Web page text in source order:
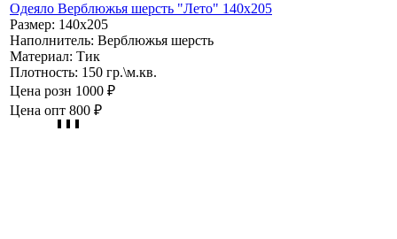
Одеяло Верблюжья шерсть "Лето" 140х205
Размер: 140х205
Наполнитель: Верблюжья шерсть
Материал: Тик
Плотность: 150 гр.\м.кв.
Цена розн 1000 ₽
Цена опт 800 ₽